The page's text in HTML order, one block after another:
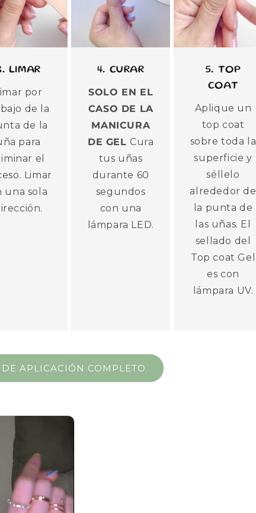
LIMAR
por
de la
de la
para
el
Limar
una sola
4. CURAR
SOLO EN EL
CASO DE LA
MANICURA
DE GEL Cura
tus uñas
durante 60
segundos
con una
lámpara LED.
5. TOP
COAT
Aplique un
top coat
sobre toda la
superficie y
séllelo
alrededor de
la punta de
las uñas. El
sellado del
Top coat Gel
es con
lámpara UV.
APLICACIÓN COMPLETO